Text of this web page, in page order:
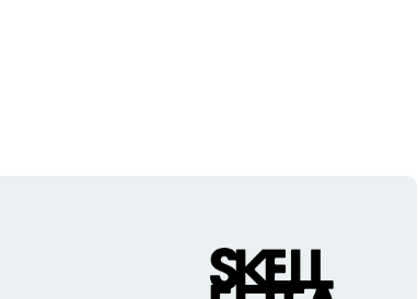
Organisatie-
logotype